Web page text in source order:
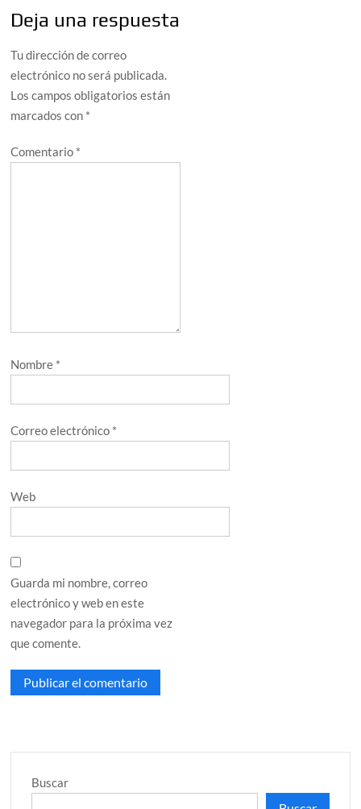
Deja una respuesta
Tu dirección de correo
electrónico no será publicada.
Los campos obligatorios están
marcados con *
Comentario *
Nombre *
Correo electrónico *
Web
Guarda mi nombre, correo
electrónico y web en este
navegador para la próxima vez
que comente.
Buscar